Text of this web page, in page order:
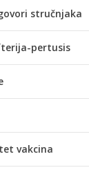
stručnjaka
pertusis
vakcina